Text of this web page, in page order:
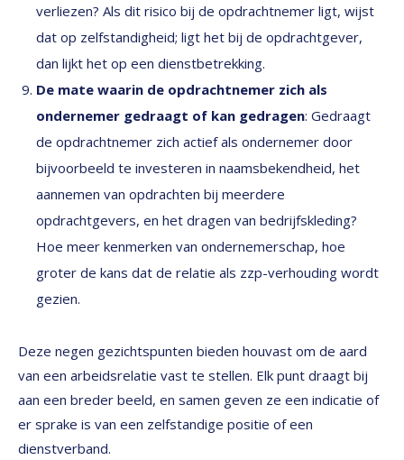
verliezen? Als dit risico bij de opdrachtnemer ligt, wijst
dat op zelfstandigheid; ligt het bij de opdrachtgever,
dan lijkt het op een dienstbetrekking.
De mate waarin de opdrachtnemer zich als
ondernemer gedraagt of kan gedragen: Gedraagt
de opdrachtnemer zich actief als ondernemer door
bijvoorbeeld te investeren in naamsbekendheid, het
aannemen van opdrachten bij meerdere
opdrachtgevers, en het dragen van bedrijfskleding?
Hoe meer kenmerken van ondernemerschap, hoe
groter de kans dat de relatie als zzp-verhouding wordt
gezien.
Deze negen gezichtspunten bieden houvast om de aard
van een arbeidsrelatie vast te stellen. Elk punt draagt bij
aan een breder beeld, en samen geven ze een indicatie of
er sprake is van een zelfstandige positie of een
dienstverband.